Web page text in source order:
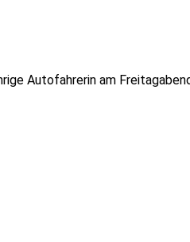
Autofahrerin am